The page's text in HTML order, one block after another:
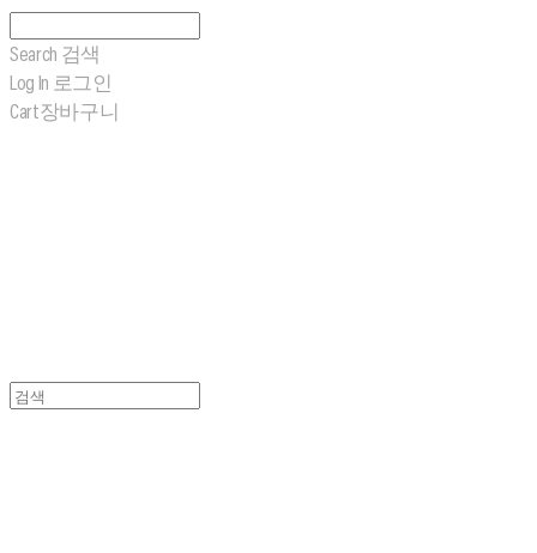
Search 검색
Log In 로그인
Cart장바구니